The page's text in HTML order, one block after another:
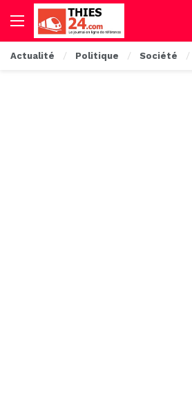
Actualité Politique Société